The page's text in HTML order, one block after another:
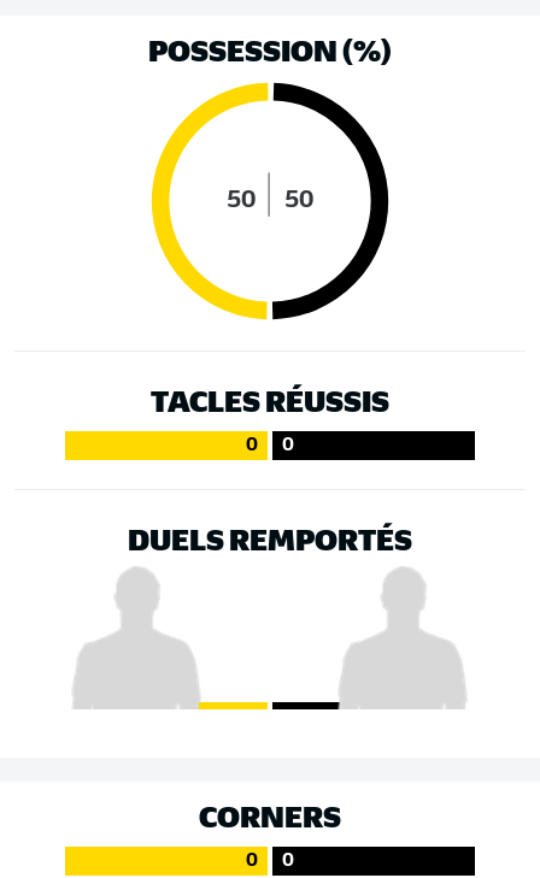
POSSESSION (%)
50 50
TACLES RÉUSSIS
0 0
DUELS REMPORTÉS
CORNERS
0 0